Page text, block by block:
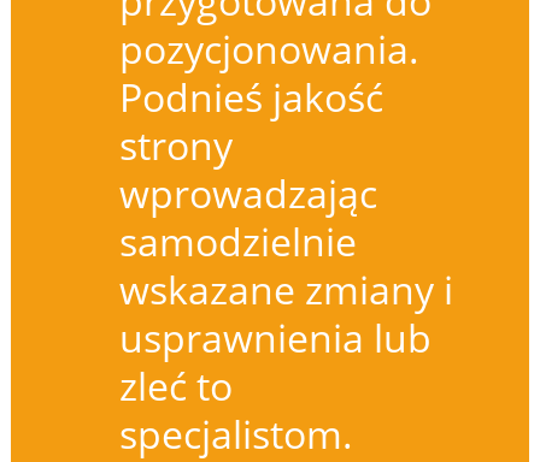
pozycjonowania.
Podnieś jakość
strony
wprowadzając
samodzielnie
wskazane zmiany i
usprawnienia lub
zleć to
specjalistom.